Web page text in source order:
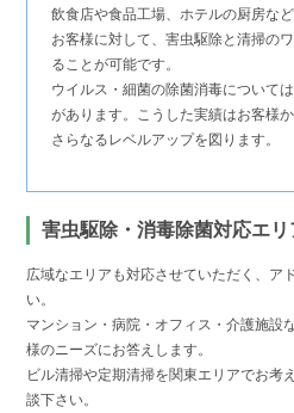
飲食店や食品工場、ホテルの厨房な
お客様に対して、害虫駆除と清掃の
ることが可能です。
ウイルス・細菌の除菌消毒について
があります。こうした実績はお客様
さらなるレベルアップを図ります。
害虫駆除・消毒除菌対応エリ
広域なエリアも対応させていただく、ア
い。
マンション・病院・オフィス・介護施設
様のニーズにお答えします。
ビル清掃や定期清掃を関東エリアでお考
談下さい。